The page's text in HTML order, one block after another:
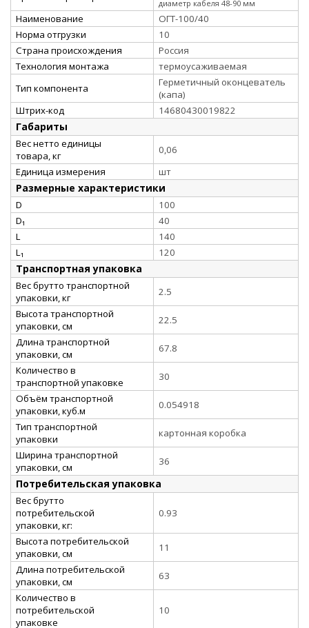
диаметр кабеля 48-90 мм
Наименование
ОГТ-100/40
Норма отгрузки
10
Страна происхождения
Россия
Технология монтажа
термоусаживаемая
Тип компонента
Герметичный оконцеватель
(капа)
Штрих-код
14680430019822
Габариты
Вес нетто единицы
товара, кг
0,06
Единица измерения
шт
Размерные характеристики
D
100
D₁
40
L
140
L₁
120
Транспортная упаковка
Вес брутто транспортной
упаковки, кг
2.5
Высота транспортной
упаковки, см
22.5
Длина транспортной
упаковки, см
67.8
Количество в
транспортной упаковке
30
Объём транспортной
упаковки, куб.м
0.054918
Тип транспортной
упаковки
картонная коробка
Ширина транспортной
упаковки, см
36
Потребительская упаковка
Вес брутто
потребительской
упаковки, кг:
0.93
Высота потребительской
упаковки, см
11
Длина потребительской
упаковки, см
63
Количество в
потребительской
упаковке
10